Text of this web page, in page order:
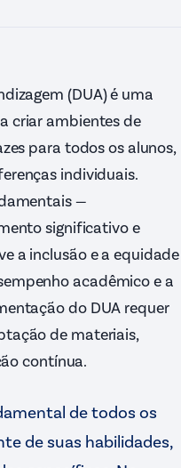
(DUA) é uma
criar ambientes de
para todos os alunos,
individuais.
—
significativo e
a inclusão e a equidade
acadêmico e a
do DUA requer
de materiais,
contínua.
de todos os
de suas habilidades,